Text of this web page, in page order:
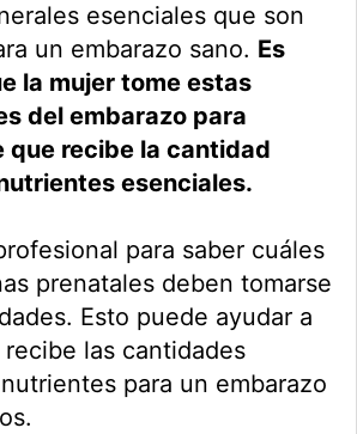
esenciales que son
un embarazo sano. Es
la mujer tome estas
del embarazo para
que recibe la cantidad
esenciales.
para saber cuáles
prenatales deben tomarse
Esto puede ayudar a
las cantidades
para un embarazo